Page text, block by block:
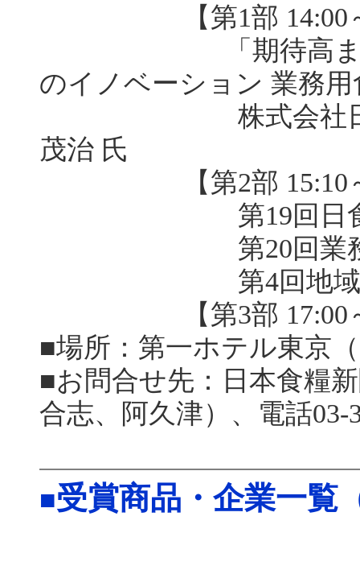
【第1部 14:00～
「期待高まる業務
のイノベーション 業務
株式会社日本ア
茂治 氏
【第2部 15:10～
第19回日食優秀
第20回業務用加
第4回地
【第3部 17:00～
■場所：第一ホテル東京
■お問合せ先：日本食糧
合志、阿久津）、電話03-
■受賞商品・企業一覧